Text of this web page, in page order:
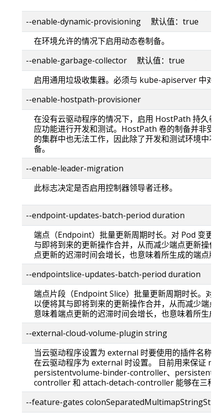
--enable-dynamic-provisioning 默认值：true
在环境允许的情况下启用动态卷制备。
--enable-garbage-collector 默认值：true
启用通用垃圾收集器。必须与 kube-apiserver 中对
--enable-hostpath-provisioner
在没有云驱动程序的情况下，启用 HostPath 持久卷
应功能进行开发和测试。HostPath 卷的制备并非受
的集群中也无法工作，因此除了开发和测试环境中不
备。
--enable-leader-migration
此标志决定是否启用控制器领导者迁移。
--endpoint-updates-batch-period duration
端点（Endpoint）批量更新周期时长。对 Pod 变更
与即将到来的更新操作合并，从而减少端点更新操作
点更新的迟滞时间会增长，也意味着所生成的端点版
--endpointslice-updates-batch-period duration
端点片段（Endpoint Slice）批量更新周期时长。对
以便将其与即将到来的更新操作合并，从而减少端点
意味着端点更新的迟滞时间会增长，也意味着所生成
--external-cloud-volume-plugin string
当云驱动程序设置为 external 时要使用的插件名称
在云驱动程序为 external 时设置。 目前用来保证
persistentvolume-binder-controller、
controller 和 attach-detach-controller 能够在三种
--feature-gates